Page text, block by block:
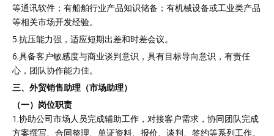
等通讯软件；有船舶行业产品知识储备；有机械设备或工业类产品
等相关市场开发经验。
5.抗压能力强，适应短期出差和时差会议。
6.具备客户敏感度与商业谈判意识，具有目标导向意识，有责任
心，团队协作能力佳。
三、外贸销售助理（市场助理）
（一）岗位职责
1.协助公司市场人员完成辅助工作，对接客户需求，协同团队完成
方案撰写、合同整理、单证资料、报价、谈判、签约等系列工作。